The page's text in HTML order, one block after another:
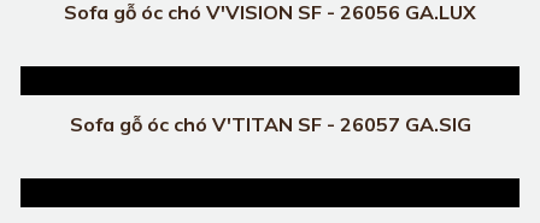
Sofa gỗ óc chó V'VISION SF - 26056 GA.LUX
Sofa gỗ óc chó V'TITAN SF - 26057 GA.SIG